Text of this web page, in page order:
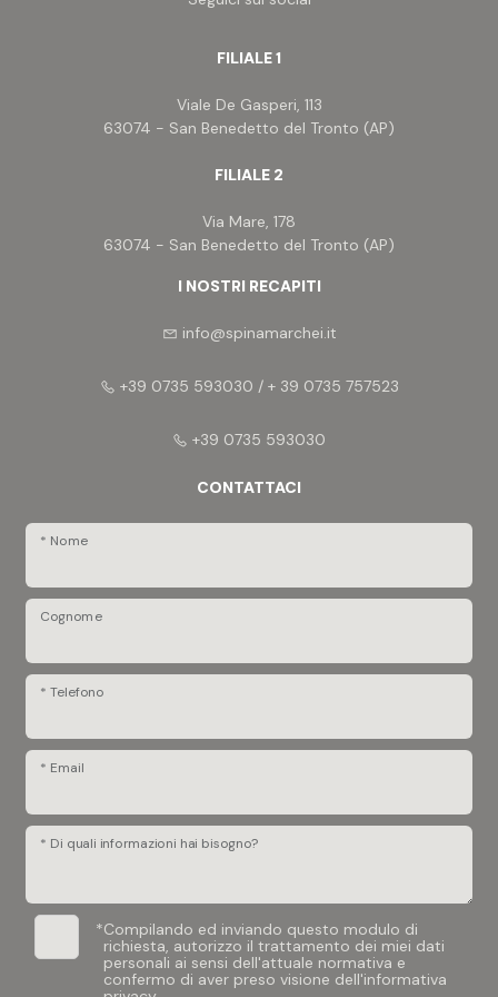
opportunità per chi desidera vivere in
natura e nella bellezza del paesaggio marchigiano.
FILIALE 1
Viale De Gasperi, 113
63074 - San Benedetto del Tronto (AP)
FILIALE 2
Via Mare, 178
63074 - San Benedetto del Tronto (AP)
I NOSTRI RECAPITI
info@spinamarchei.it
+39 0735 593030 / + 39 0735 757523
+39 0735 593030
CONTATTACI
* Nome
Cognome
* Telefono
* Email
* Di quali informazioni hai bisogno?
*Compilando ed inviando questo modulo di
richiesta, autorizzo il trattamento dei miei dati
personali ai sensi dell'attuale normativa e
confermo di aver preso visione dell'informativa